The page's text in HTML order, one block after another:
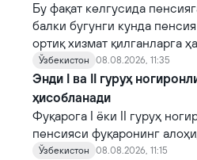
Бу фақат келгусида
балки бугунги кунда
ортиқ хизмат қилганларга
Ўзбекистон 08.08.2026, 11:35
Энди I ва II гуруҳ
ҳисобланади
Фуқарога I ёки II гуруҳ
пенсияси фуқаронинг
тайинланади.
Ўзбекистон 08.08.2026, 11:15